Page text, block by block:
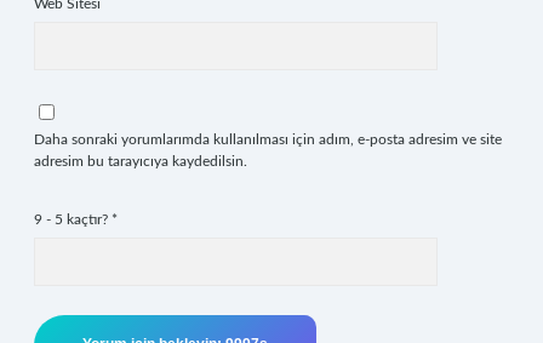
Web Sitesi
Daha sonraki yorumlarımda kullanılması için adım, e-posta adresim ve site
adresim bu tarayıcıya kaydedilsin.
9 - 5 kaçtır? *